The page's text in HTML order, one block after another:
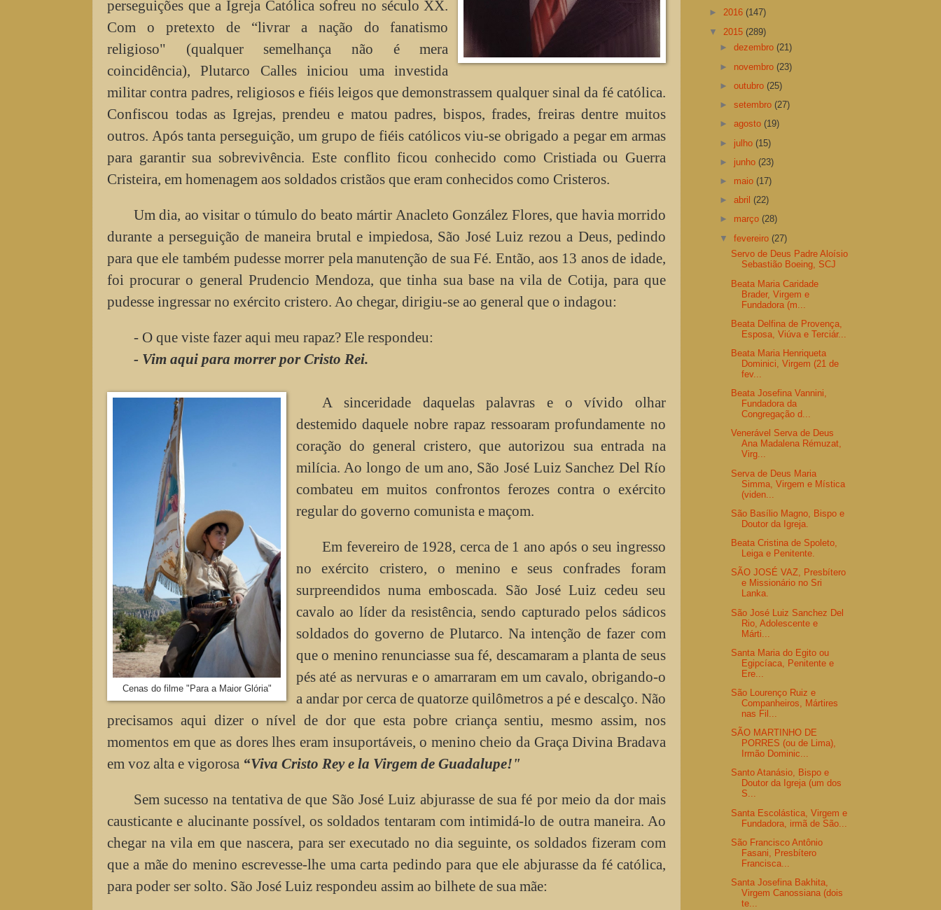
perseguições que a Igreja Católica sofreu no século XX.
Com o pretexto de “livrar a nação do fanatismo
religioso" (qualquer semelhança não é mera
coincidência), Plutarco Calles iniciou uma investida
militar contra padres, religiosos e fiéis leigos que demonstrassem qualquer sinal da fé católica.
Confiscou todas as Igrejas, prendeu e matou padres, bispos, frades, freiras dentre muitos
outros. Após tanta perseguição, um grupo de fiéis católicos viu-se obrigado a pegar em armas
para garantir sua sobrevivência. Este conflito ficou conhecido como Cristiada ou Guerra
Cristeira, em homenagem aos soldados cristãos que eram conhecidos como Cristeros.
Um dia, ao visitar o túmulo do beato mártir Anacleto González Flores, que havia morrido
durante a perseguição de maneira brutal e impiedosa, São José Luiz rezou a Deus, pedindo
para que ele também pudesse morrer pela manutenção de sua Fé. Então, aos 13 anos de idade,
foi procurar o general Prudencio Mendoza, que tinha sua base na vila de Cotija, para que
pudesse ingressar no exército cristero. Ao chegar, dirigiu-se ao general que o indagou:
- O que viste fazer aqui meu rapaz? Ele respondeu:
- Vim aqui para morrer por Cristo Rei.
Cenas do filme "Para a Maior Glória"
A sinceridade daquelas palavras e o vívido olhar
destemido daquele nobre rapaz ressoaram profundamente no
coração do general cristero, que autorizou sua entrada na
milícia. Ao longo de um ano, São José Luiz Sanchez Del Río
combateu em muitos confrontos ferozes contra o exército
regular do governo comunista e maçom.
Em fevereiro de 1928, cerca de 1 ano após o seu ingresso
no exército cristero, o menino e seus confrades foram
surpreendidos numa emboscada. São José Luiz cedeu seu
cavalo ao líder da resistência, sendo capturado pelos sádicos
soldados do governo de Plutarco. Na intenção de fazer com
que o menino renunciasse sua fé, descamaram a planta de seus
pés até as nervuras e o amarraram em um cavalo, obrigando-o
a andar por cerca de quatorze quilômetros a pé e descalço. Não
precisamos aqui dizer o nível de dor que esta pobre criança sentiu, mesmo assim, nos
momentos em que as dores lhes eram insuportáveis, o menino cheio da Graça Divina Bradava
em voz alta e vigorosa “Viva Cristo Rey e la Virgem de Guadalupe!"
Sem sucesso na tentativa de que São José Luiz abjurasse de sua fé por meio da dor mais
causticante e alucinante possível, os soldados tentaram com intimidá-lo de outra maneira. Ao
chegar na vila em que nascera, para ser executado no dia seguinte, os soldados fizeram com
que a mãe do menino escrevesse-lhe uma carta pedindo para que ele abjurasse da fé católica,
para poder ser solto. São José Luiz respondeu assim ao bilhete de sua mãe:
► 2016 (147)
▼ 2015 (289)
►dezembro(21)
► novembro(23)
►outubro(25)
►setembro(27)
►agosto(19)
► julho(15)
► junho(23)
► maio(17)
►abril(22)
► março(28)
▼fevereiro(27)
Servo de Deus Padre Aloísio
Sebastião Boeing, SCJ
Beata Maria Caridade
Brader, Virgem e
Fundadora (m...
Beata Delfina de Provença,
Esposa, Viúva e Terciár...
Beata Maria Henriqueta
Dominici, Virgem (21 de
fev...
Beata Josefina Vannini,
Fundadora da
Congregação d...
Venerável Serva de Deus
Ana Madalena Rémuzat,
Virg...
Serva de Deus Maria
Simma, Virgem e Mística
(viden...
São Basílio Magno, Bispo e
Doutor da Igreja.
Beata Cristina de Spoleto,
Leiga e Penitente.
SÃO JOSÉ VAZ, Presbítero
e Missionário no Sri
Lanka.
São José Luiz Sanchez Del
Rio, Adolescente e
Márti...
Santa Maria do Egito ou
Egipcíaca, Penitente e
Ere...
São Lourenço Ruiz e
Companheiros, Mártires
nas Fil...
SÃO MARTINHO DE
PORRES (ou de Lima),
Irmão Dominic...
Santo Atanásio, Bispo e
Doutor da Igreja (um dos
S...
Santa Escolástica, Virgem e
Fundadora, irmã de São...
São Francisco Antônio
Fasani, Presbítero
Francisca...
Santa Josefina Bakhita,
Virgem Canossiana (dois
te...